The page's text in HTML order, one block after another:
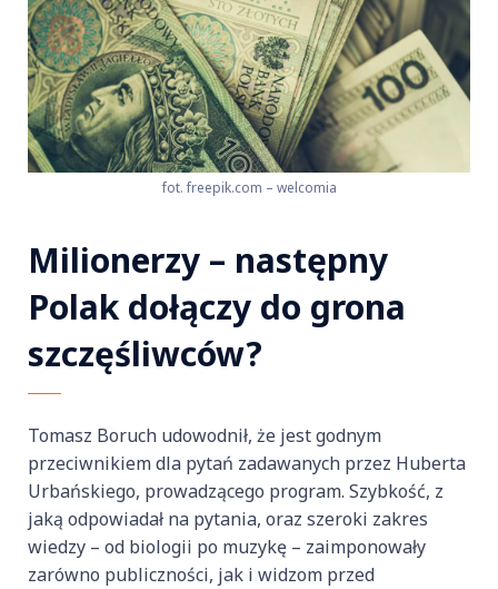
fot. freepik.com – welcomia
Milionerzy – następny
Polak dołączy do grona
szczęśliwców?
Tomasz Boruch udowodnił, że jest godnym
przeciwnikiem dla pytań zadawanych przez Huberta
Urbańskiego, prowadzącego program. Szybkość, z
jaką odpowiadał na pytania, oraz szeroki zakres
wiedzy – od biologii po muzykę – zaimponowały
zarówno publiczności, jak i widzom przed